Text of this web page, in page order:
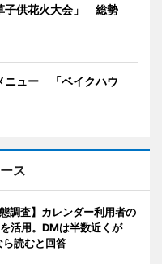
子供花火大会」 総勢
ニュー 「ベイクハウ
ス
調査】カレンダー利用者の
活用。DMは半数近くが
ら読むと回答